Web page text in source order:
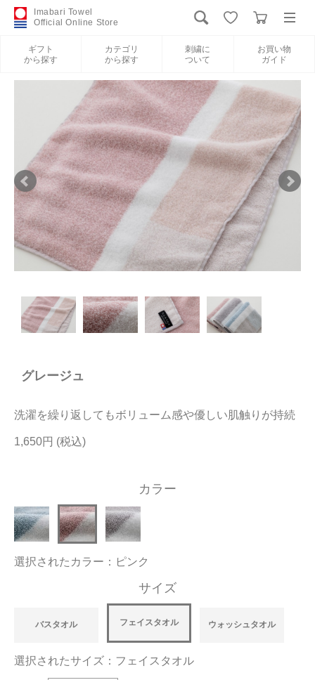
Imabari Towel
Official Online Store
ギフト
から探す
カテゴリ
から探す
刺繍に
ついて
お買い物
ガイド
新規会員登録
ギフトから探す
カテゴリから探す
刺繍について
お買い物ガイド
当サイトについて
大量購入・法人向けの購入の方は
お問い合わせ
グレージュ
洗濯を繰り返してもボリューム感や優しい肌触りが持続
1,650円
カラー
選択されたカラー：ピンク
サイズ
バスタオル フェイスタオル ウォッシュタオル
選択されたサイズ：フェイスタオル